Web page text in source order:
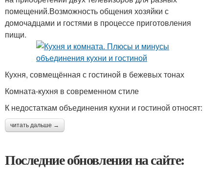
помещений.Возможность общения хозяйки с
домочадцами и гостями в процессе приготовления
пищи.
Кухня, совмещённая с гостиной в бежевых тонах
Комната-кухня в современном стиле
К недостаткам объединения кухни и гостиной относят:
читать дальше →
Последние обновления на сайте: